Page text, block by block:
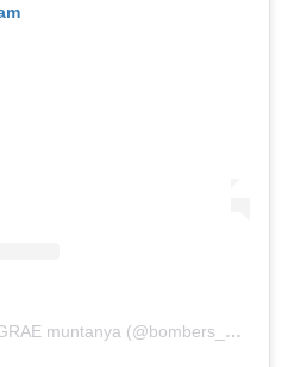
A post shared by bombers GRAE muntanya (@bombers_grae_muntanya)